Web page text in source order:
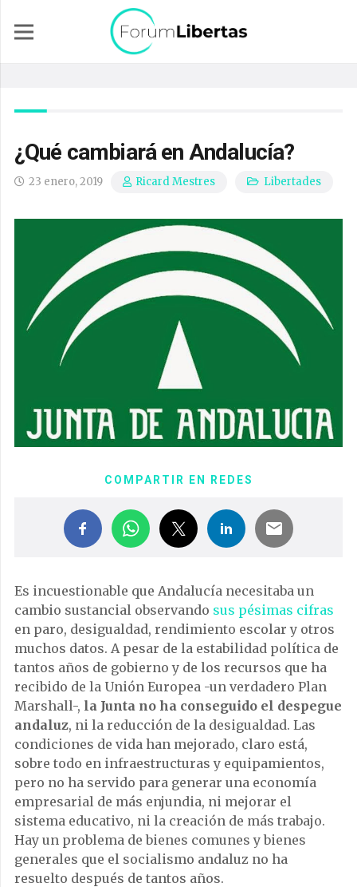
¿Qué cambiará en Andalucía?
23 enero, 2019 Ricard Mestres Libertades
COMPARTIR EN REDES
Es incuestionable que Andalucía necesitaba un
cambio sustancial observando sus pésimas cifras
en paro, desigualdad, rendimiento escolar y otros
muchos datos. A pesar de la estabilidad política de
tantos años de gobierno y de los recursos que ha
recibido de la Unión Europea -un verdadero Plan
Marshall-, la Junta no ha conseguido el despegue
andaluz, ni la reducción de la desigualdad. Las
condiciones de vida han mejorado, claro está,
sobre todo en infraestructuras y equipamientos,
pero no ha servido para generar una economía
empresarial de más enjundia, ni mejorar el
sistema educativo, ni la creación de más trabajo.
Hay un problema de bienes comunes y bienes
generales que el socialismo andaluz no ha
resuelto después de tantos años.